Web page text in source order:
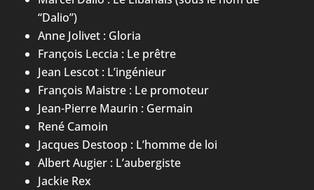
“Dalio”)
Anne Jolivet : Gloria
François Leccia : Le prêtre
Jean Lescot : L’ingénieur
François Maistre : Le promoteur
Jean-Pierre Maurin : Germain
René Camoin
Jacques Destoop : L’homme de loi
Albert Augier : L’aubergiste
Jackie Rex